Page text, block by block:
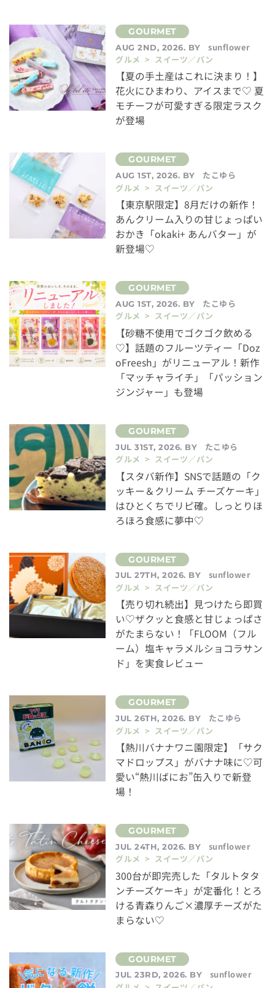
AUG 2ND, 2026. BY
sunflower
グルメ > スイーツ／パン
【夏の手土産はこれに決まり！】
花火にひまわり、アイスまで♡ 夏
モチーフが可愛すぎる限定ラスク
が登場
AUG 1ST, 2026. BY
たこゆら
グルメ > スイーツ／パン
【東京駅限定】8月だけの新作！
あんクリーム入りの甘じょっぱい
おかき「okaki+ あんバター」が
新登場♡
AUG 1ST, 2026. BY
たこゆら
グルメ > スイーツ／パン
【砂糖不使用でゴクゴク飲める
♡】話題のフルーツティー「Doz
oFreesh」がリニューアル！新作
「マッチャライチ」「パッション
ジンジャー」も登場
JUL 31ST, 2026. BY
たこゆら
グルメ > スイーツ／パン
【スタバ新作】SNSで話題の「ク
ッキー＆クリーム チーズケーキ」
はひとくちでリピ確。しっとりほ
ろほろ食感に夢中♡
JUL 27TH, 2026. BY
sunflower
グルメ > スイーツ／パン
【売り切れ続出】見つけたら即買
い♡ザクッと食感と甘じょっぱさ
がたまらない！「FLOOM（フル
ーム）塩キャラメルショコラサン
ド」を実食レビュー
JUL 26TH, 2026. BY
たこゆら
グルメ > スイーツ／パン
【熱川バナナワニ園限定】「サク
マドロップス」がバナナ味に♡可
愛い“熱川ばにお”缶入りで新登
場！
JUL 24TH, 2026. BY
sunflower
グルメ > スイーツ／パン
300台が即完売した「タルトタタ
ンチーズケーキ」が定番化！とろ
ける青森りんご×濃厚チーズがた
まらない♡
JUL 23RD, 2026. BY
sunflower